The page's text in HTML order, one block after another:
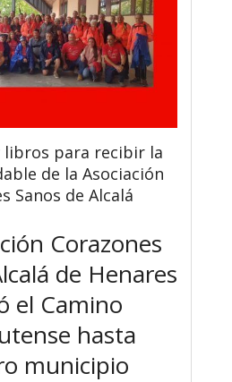
libros para recibir la
de la Asociación
Sanos de Alcalá
Corazones
de Henares
el Camino
hasta
municipio